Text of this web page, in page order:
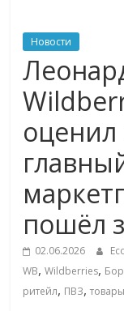
Портал
об
онлайн-
торговле,
сервисах
для
Новости
пошёл
02.06.2026
WB,Wildberries,
ритейл, ПВЗ,